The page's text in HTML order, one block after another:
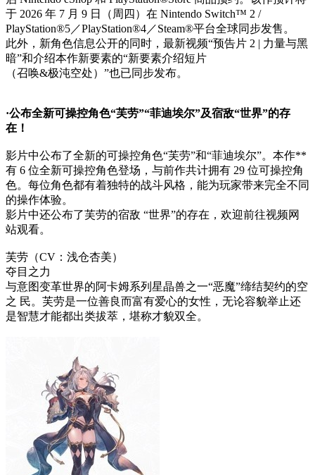
于 2026 年 7 月 9 日（周四）在 Nintendo Switch™ 2 /
PlayStation®5／PlayStation®4／Steam®平台全球同步发售。
此外，新角色信息公开的同时，最新视频“预告片 2 | 力量与黑
暗”和介绍本作新要素的“新要素介绍短片
（召唤&极沌空处）”也已同步发布。
·公布全新可操控角色“芙劳”“菲迪埃尔”及宿敌“世界”的存
在！
影片中公布了全新的可操控角色“芙劳”和“菲迪埃尔”。本作**
有 6 位全新可操控角色登场，与前作共计拥有 29 位可操控角
色。每位角色都有着独特的战斗风格，能为玩家带来完全不同
的操作体验。
影片中还公布了芙劳的宿敌 “世界”的存在，欢迎前往视频网
站观看。
芙劳（CV：浅仓杏美）
夺目之力
与意图变革世界的阿卡姆系列星晶兽之一“恶魔”缔结契约的空
之 民。芙劳是一位善良而富有爱心的女性，无论容貌举止还
是智慧才能都出类拔萃，堪称才貌双全。